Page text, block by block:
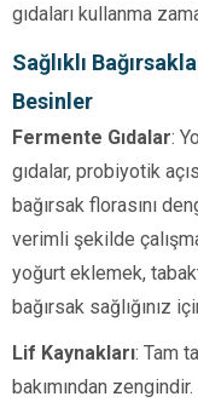
gıdaları kullanma
Sağlıklı
Besinler
Fermente Gıdalar:
gıdalar, probiyotik
bağırsak florasını
verimli şekilde
yoğurt eklemek,
bağırsak sağlığınız
Lif Kaynakları: Tam
bakımından